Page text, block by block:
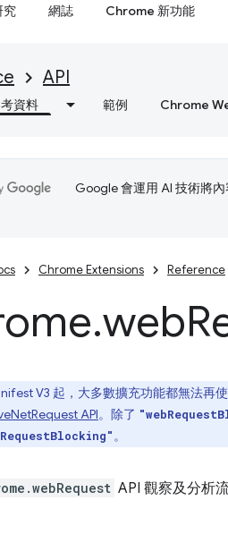
究 網誌 Chrome 新功能
API
資料 範例 Chrome
Google 會運用 AI 技術將
Chrome Extensions Reference
.web
V3 起，大多數擴充功能都無法再
API。除了
。
API 觀察及分析